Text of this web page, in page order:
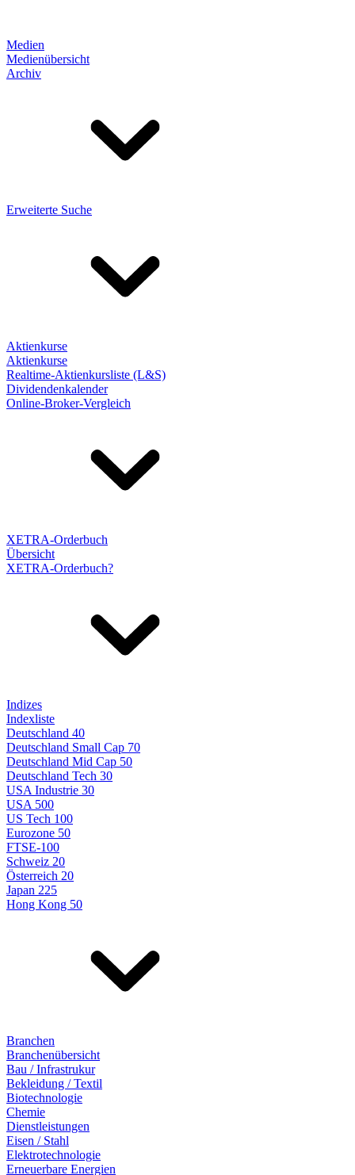
Medien
Medienübersicht
Archiv
Erweiterte Suche
Aktienkurse
Aktienkurse
Realtime-Aktienkursliste (L&S)
Dividendenkalender
Online-Broker-Vergleich
XETRA-Orderbuch
Übersicht
XETRA-Orderbuch?
Indizes
Indexliste
Deutschland 40
Deutschland Small Cap 70
Deutschland Mid Cap 50
Deutschland Tech 30
USA Industrie 30
USA 500
US Tech 100
Eurozone 50
FTSE-100
Schweiz 20
Österreich 20
Japan 225
Hong Kong 50
Branchen
Branchenübersicht
Bau / Infrastrukur
Bekleidung / Textil
Biotechnologie
Chemie
Dienstleistungen
Eisen / Stahl
Elektrotechnologie
Erneuerbare Energien